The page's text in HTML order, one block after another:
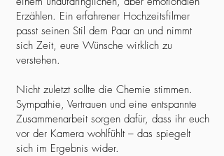
Erzählen. Ein erfahrener Hochzeitsfilmer
passt seinen Stil dem Paar an und nimmt
sich Zeit, eure Wünsche wirklich zu
verstehen.
Nicht zuletzt sollte die Chemie stimmen.
Sympathie, Vertrauen und eine entspannte
Zusammenarbeit sorgen dafür, dass ihr euch
vor der Kamera wohlfühlt – das spiegelt
sich im Ergebnis wider.